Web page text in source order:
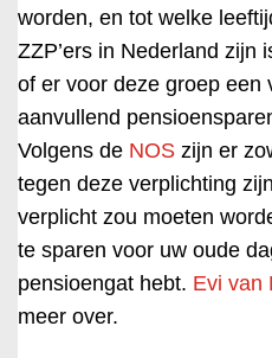
worden, en tot welke
ZZP’ers in Nederland zijn
of er voor deze groep een
aanvullend
Volgens de NOS zijn er
tegen deze verplichting
verplicht zou moeten
te sparen voor uw oude
pensioengat hebt. Evi van
meer over.